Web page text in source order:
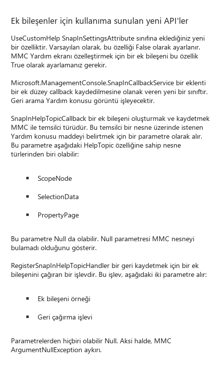
Ek bileşenler için kullanıma sunulan yeni API'ler
UseCustomHelp SnapInSettingsAttribute sınıfına eklediğiniz yeni
bir özelliktir. Varsayılan olarak, bu özelliği False olarak ayarlanır.
MMC Yardım ekranı özelleştirmek için bir ek bileşeni bu özellik
True olarak ayarlamanız gerekir.
Microsoft.ManagementConsole.SnapInCallbackService bir eklenti
bir ek düzey callback kaydedilmesine olanak veren yeni bir sınıftır.
Geri arama Yardım konusu görüntü işleyecektir.
SnapInHelpTopicCallback bir ek bileşeni oluşturmak ve kaydetmek
MMC ile temsilci türüdür. Bu temsilci bir nesne üzerinde istenen
Yardım konusu maddeyi belirtmek için bir parametre olarak alır.
Bu parametre aşağıdaki HelpTopic özelliğine sahip nesne
türlerinden biri olabilir:
ScopeNode
SelectionData
PropertyPage
Bu parametre Null da olabilir. Null parametresi MMC nesneyi
bulamadı olduğunu gösterir.
RegisterSnapInHelpTopicHandler bir geri kaydetmek için bir ek
bileşenini çağıran bir işlevdir. Bu işlev, aşağıdaki iki parametre alır:
Ek bileşeni örneği
Geri çağırma işlevi
Parametrelerden hiçbiri olabilir Null. Aksi halde, MMC
ArgumentNullException aykırı.